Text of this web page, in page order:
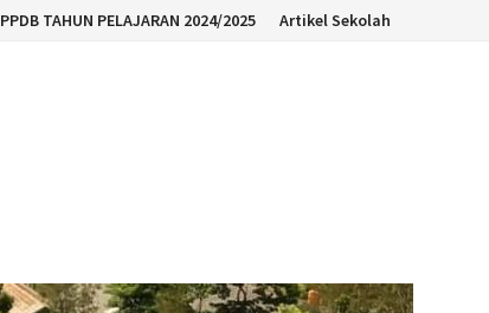
PPDB TAHUN PELAJARAN 2024/2025 Artikel Sekolah